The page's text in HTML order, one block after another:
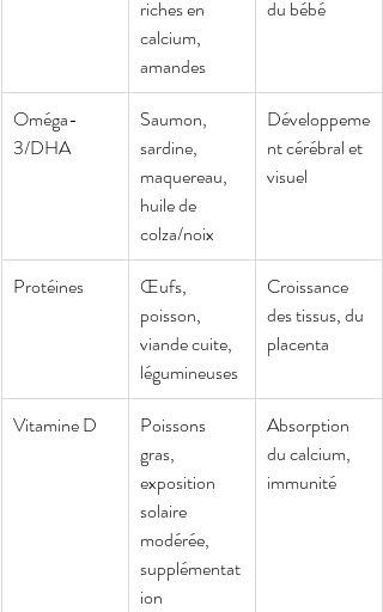
riches en
calcium,
amandes
du bébé
Oméga-
3/DHA
Saumon,
sardine,
maquereau,
huile de
colza/noix
Développeme
nt cérébral et
visuel
Protéines
Œufs,
poisson,
viande cuite,
légumineuses
Croissance
des tissus, du
placenta
Vitamine D
Poissons
gras,
exposition
solaire
modérée,
supplémentat
ion
Absorption
du calcium,
immunité